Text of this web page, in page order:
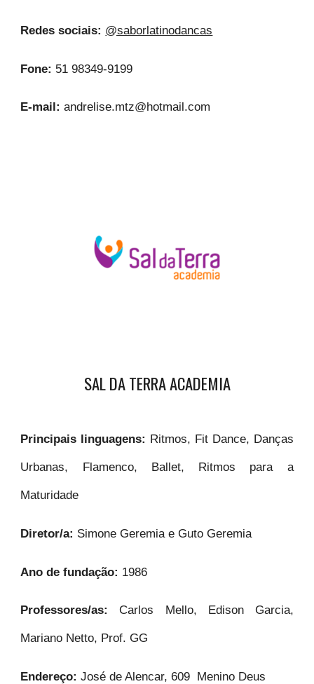
Redes sociais: @saborlatinodancas
Fone: 51 98349-9199
E-mail: andrelise.mtz@hotmail.com
SAL DA TERRA ACADEMIA
Principais linguagens: Ritmos, Fit Dance, Danças
Urbanas, Flamenco, Ballet, Ritmos para a
Maturidade
Diretor/a: Simone Geremia e Guto Geremia
Ano de fundação: 1986
Professores/as:
Carlos Mello, Edison Garcia,
Mariano Netto, Prof. GG
Endereço:José de Alencar, 609 Menino Deus